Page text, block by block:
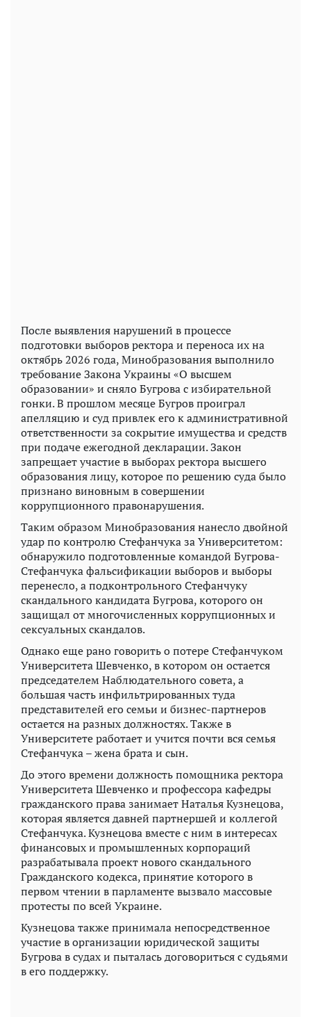
После выявления нарушений в процессе
подготовки выборов ректора и переноса их на
октябрь 2026 года, Минобразования выполнило
требование Закона Украины «О высшем
образовании» и сняло Бугрова с избирательной
гонки. В прошлом месяце Бугров проиграл
апелляцию и суд привлек его к административной
ответственности за сокрытие имущества и средств
при подаче ежегодной декларации. Закон
запрещает участие в выборах ректора высшего
образования лицу, которое по решению суда было
признано виновным в совершении
коррупционного правонарушения.
Таким образом Минобразования нанесло двойной
удар по контролю Стефанчука за Университетом:
обнаружило подготовленные командой Бугрова-
Стефанчука фальсификации выборов и выборы
перенесло, а подконтрольного Стефанчуку
скандального кандидата Бугрова, которого он
защищал от многочисленных коррупционных и
сексуальных скандалов.
Однако еще рано говорить о потере Стефанчуком
Университета Шевченко, в котором он остается
председателем Наблюдательного совета, а
большая часть инфильтрированных туда
представителей его семьи и бизнес-партнеров
остается на разных должностях. Также в
Университете работает и учится почти вся семья
Стефанчука – жена брата и сын.
До этого времени должность помощника ректора
Университета Шевченко и профессора кафедры
гражданского права занимает Наталья Кузнецова,
которая является давней партнершей и коллегой
Стефанчука. Кузнецова вместе с ним в интересах
финансовых и промышленных корпораций
разрабатывала проект нового скандального
Гражданского кодекса, принятие которого в
первом чтении в парламенте вызвало массовые
протесты по всей Украине.
Кузнецова также принимала непосредственное
участие в организации юридической защиты
Бугрова в судах и пыталась договориться с судьями
в его поддержку.